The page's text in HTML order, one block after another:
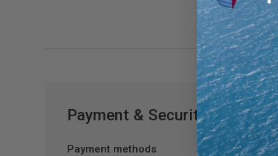
Payment & Security
Payment methods